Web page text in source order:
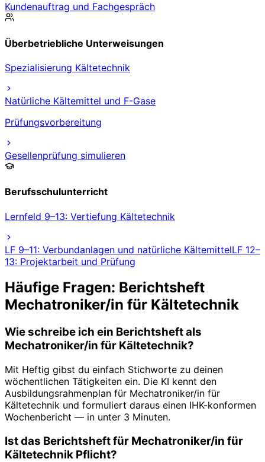
Kundenauftrag und Fachgespräch
Überbetriebliche Unterweisungen
Spezialisierung Kältetechnik
Natürliche Kältemittel und F-Gase
Prüfungsvorbereitung
Gesellenprüfung simulieren
Berufsschulunterricht
Lernfeld 9–13: Vertiefung Kältetechnik
LF 9–11: Verbundanlagen und natürliche KältemittelLF 12–
13: Projektarbeit und Prüfung
Häufige Fragen: Berichtsheft
Mechatroniker/in für Kältetechnik
Wie schreibe ich ein Berichtsheft als
Mechatroniker/in für Kältetechnik?
Mit Heftig gibst du einfach Stichworte zu deinen
wöchentlichen Tätigkeiten ein. Die KI kennt den
Ausbildungsrahmenplan für Mechatroniker/in für
Kältetechnik und formuliert daraus einen IHK-konformen
Wochenbericht — in unter 3 Minuten.
Ist das Berichtsheft für Mechatroniker/in für
Kältetechnik Pflicht?